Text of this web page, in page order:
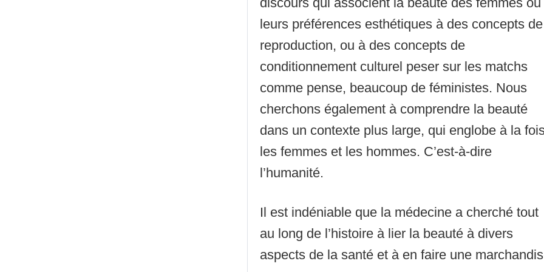
leurs préférences esthétiques à des concepts de
reproduction, ou à des concepts de
conditionnement culturel peser sur les matchs
comme pense, beaucoup de féministes. Nous
cherchons également à comprendre la beauté
dans un contexte plus large, qui englobe à la
les femmes et les hommes. C’est-à-dire
l’humanité.
Il est indéniable que la médecine a cherché tout
au long de l’histoire à lier la beauté à divers
aspects de la santé et à en faire une